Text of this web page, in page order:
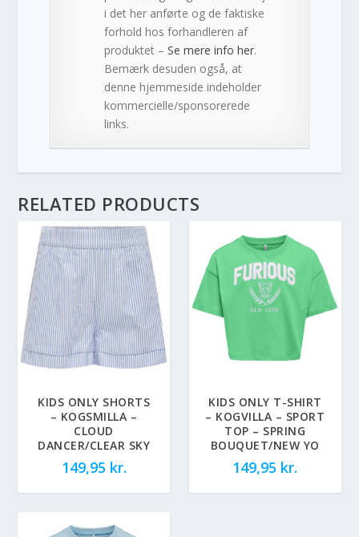
i det her anførte og de faktiske
forhold hos forhandleren af
produktet –Se mere info her.
Bemærk desuden også, at
denne hjemmeside indeholder
kommercielle/sponsorerede
links.
RELATED PRODUCTS
KIDS ONLY SHORTS
– KOGSMILLA –
CLOUD
DANCER/CLEAR SKY
149,95 kr.
KIDS ONLY T-SHIRT
– KOGVILLA – SPORT
TOP – SPRING
BOUQUET/NEW YO
149,95 kr.